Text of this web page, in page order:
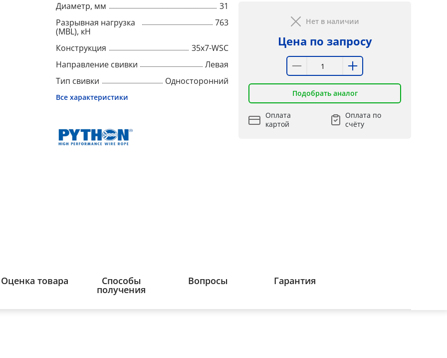
Диаметр, мм
31
Разрывная нагрузка
(MBL), кН
763
Конструкция
35x7-WSC
Направление свивки
Левая
Тип свивки
Односторонний
Все характеристики
Нет в наличии
Цена по запросу
Подобрать аналог
Оплата
картой
Оплата по
счёту
Оценка товара Способы
получения
Вопросы Гарантия